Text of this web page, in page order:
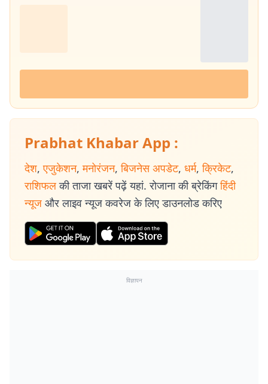
Prabhat Khabar App :
देश, एजुकेशन, मनोरंजन, बिजनेस अपडेट, धर्म, क्रिकेट,
राशिफल की ताजा खबरें पढ़ें यहां. रोजाना की ब्रेकिंग हिंदी
न्यूज और लाइव न्यूज कवरेज के लिए डाउनलोड करिए
विज्ञापन